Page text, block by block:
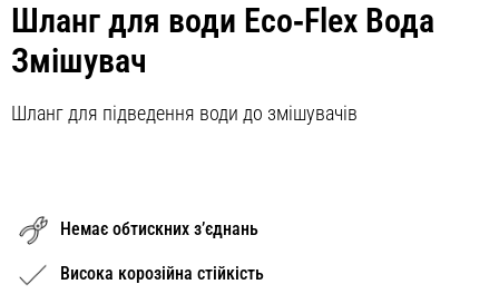
Шланг для води Eco‑Flex Вода
Змішувач
Шланг для підведення води до змішувачів
Немає обтискних з’єднань
Висока корозійна стійкість